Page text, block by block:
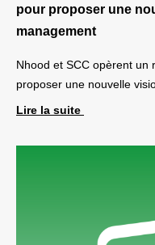
pour proposer une
management
Nhood et SCC opèrent un
proposer une nouvelle
Lire la suite